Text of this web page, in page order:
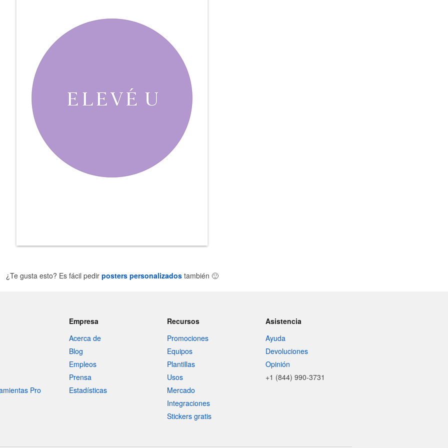
¿Te gusta esto? Es fácil pedir posters personalizadostambién 🙂
Pro
Empresa
Acerca de
Blog
Empleos
Prensa
Estadísticas
Recursos
Promociones
Equipos
Plantillas
Usos
Mercado
Integraciones
Stickers gratis
Asistencia
Ayuda
Devoluciones
Opinión
+1 (844) 990-3731